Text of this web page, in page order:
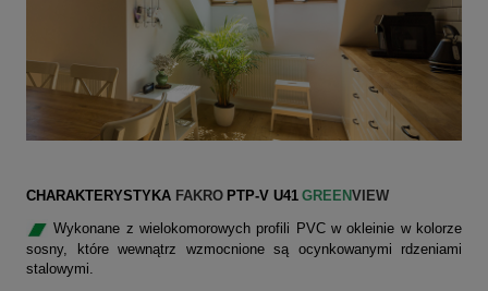
CHARAKTERYSTYKA FAKRO PTP-V U41 GREENVIEW
Wykonane z wielokomorowych profili PVC w okleinie w kolorze
sosny, które wewnątrz wzmocnione są ocynkowanymi rdzeniami
stalowymi.